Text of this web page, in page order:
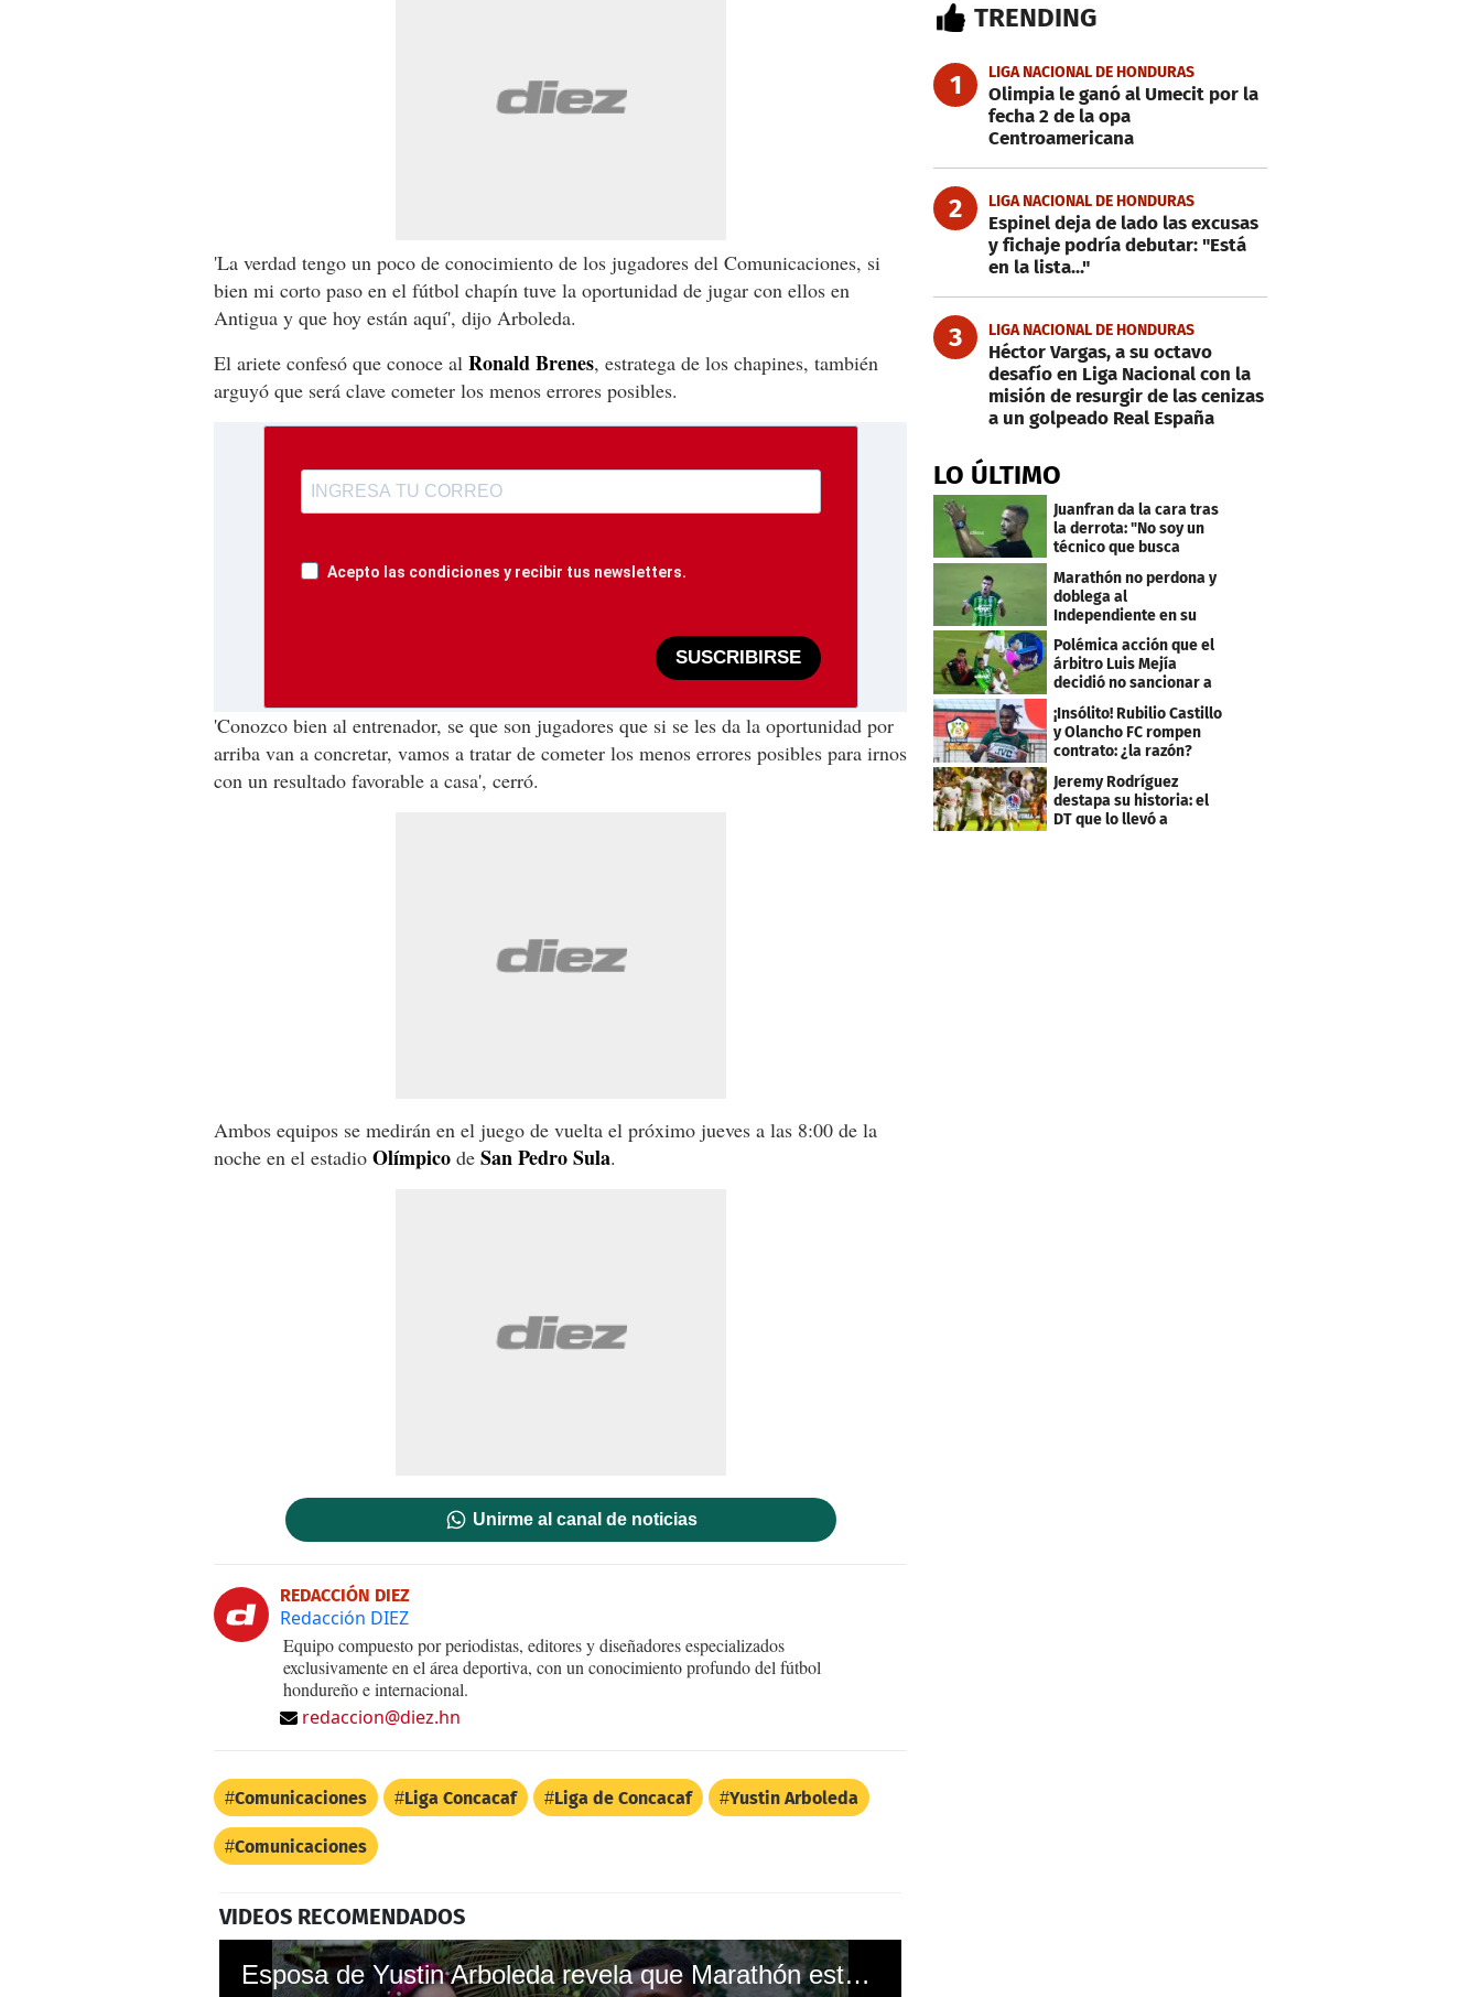
'La verdad tengo un poco de conocimiento de los jugadores del Comunicaciones, si
bien mi corto paso en el fútbol chapín tuve la oportunidad de jugar con ellos en
Antigua y que hoy están aquí', dijo Arboleda.
El ariete confesó que conoce al RonaldBrenes, estratega de los chapines, también
arguyó que será clave cometer los menos errores posibles.
Acepto las condiciones y recibir tus newsletters.
SUSCRIBIRSE
'Conozco bien al entrenador, se que son jugadores que si se les da la oportunidad por
arriba van a concretar, vamos a tratar de cometer los menos errores posibles para irnos
con un resultado favorable a casa', cerró.
Ambos equipos se medirán en el juego de vuelta el próximo jueves a las 8:00 de la
noche en el estadio Olímpico de SanPedroSula.
Unirme al canal de noticias
REDACCIÓN DIEZ
Redacción DIEZ
Equipo compuesto por periodistas, editores y diseñadores especializados
exclusivamente en el área deportiva, con un conocimiento profundo del fútbol
hondureño e internacional.
redaccion@diez.hn
Comunicaciones Liga Concacaf Liga de Concacaf Yustin Arboleda
Comunicaciones
VIDEOS RECOMENDADOS
Esposa de Yustin Arboleda revela que Marathón está endeudado con el delantero
TRENDING
1 LIGA NACIONAL DE HONDURAS
Olimpia le ganó al Umecit por la
fecha 2 de la opa
Centroamericana
2 LIGA NACIONAL DE HONDURAS
Espinel deja de lado las excusas
y fichaje podría debutar: "Está
en la lista..."
3 LIGA NACIONAL DE HONDURAS
Héctor Vargas, a su octavo
desafío en Liga Nacional con la
misión de resurgir de las cenizas
a un golpeado Real España
LO ÚLTIMO
Juanfran da la cara tras
la derrota: "No soy un
técnico que busca
excusas"
Marathón no perdona y
doblega al
Independiente en su
bienvenida a primera
Polémica acción que el
árbitro Luis Mejía
decidió no sancionar a
Independiente
¡Insólito! Rubilio Castillo
y Olancho FC rompen
contrato: ¿la razón?
Jeremy Rodríguez
destapa su historia: el
DT que lo llevó a